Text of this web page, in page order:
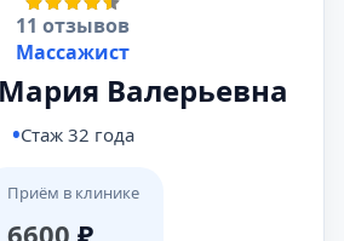
11 отзывов
Массажист
Валерьевна
Стаж 32 года
Приём в клинике
6600 ₽